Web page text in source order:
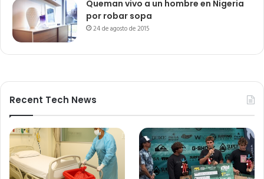
Queman vivo a un hombre en Nigeria
por robar sopa
24 de agosto de 2015
Recent Tech News